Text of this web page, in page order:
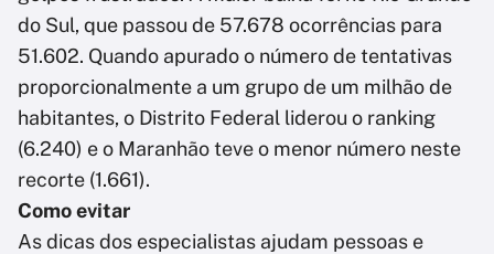
do Sul, que passou de 57.678 ocorrências para
51.602. Quando apurado o número de tentativas
proporcionalmente a um grupo de um milhão de
habitantes, o Distrito Federal liderou o ranking
(6.240) e o Maranhão teve o menor número neste
recorte (1.661).
Como evitar
As dicas dos especialistas ajudam pessoas e